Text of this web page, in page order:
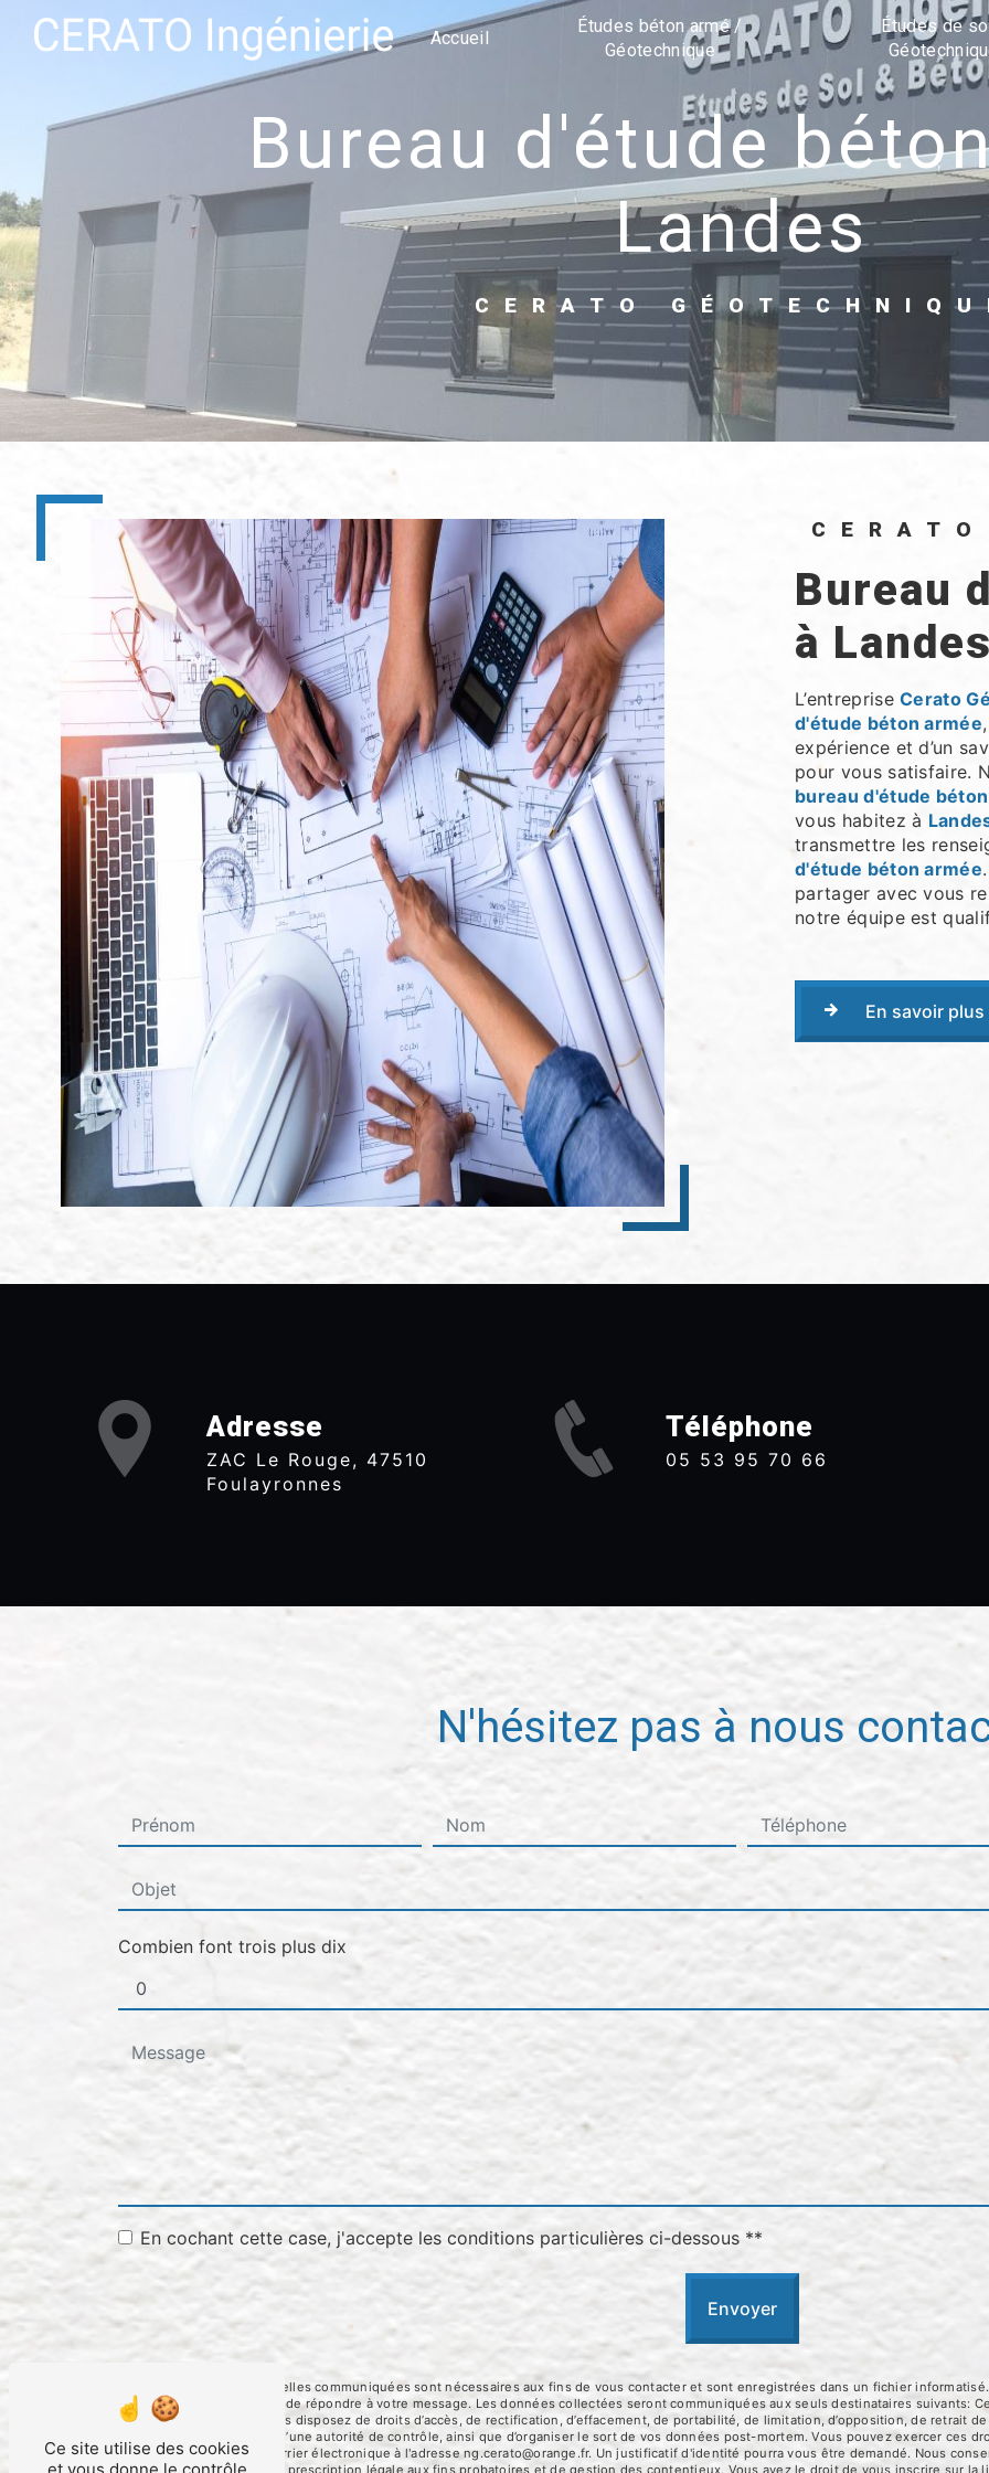
Accueil
Études béton armé /
Géotechnique
Études de
bureau d'étude béton armée
Landes
CERATO
bureau d'étude béton armée
à
L’entrepriseCerato
d'étude béton armée
expérience et d’un
pour vous satisfaire.
bureau d'étude
vous habitez à
transmettre les
d'étude béton armée
partager avec vous
notre équipe est
En savoir plus
Adresse
ZAC Le Rouge, 47510
Foulayronnes
Téléphone
05 53 95 70 66
N'hésitez pas à nous
Combien font trois plus dix
En cochant cette case, j'accepte les conditions particulières ci-dessous **
Envoyer
** Les données personnelles communiquées sont nécessaires aux fins de vous contacter et sont enregistrées dans un fichier
traitants dans le seul but de répondre à votre message. Les données collectées seront communiquées aux seuls destinataires suivants:
ng.cerato@orange.fr. Vous disposez de droits d’accès, de rectification, d’effacement, de portabilité, de limitation, d’opposition, de retrait
une réclamation auprès d’une autorité de contrôle, ainsi que d’organiser le sort de vos données post-mortem. Vous pouvez exercer ces
Foulayronnes ou par courrier électronique à l'adresse ng.cerato@orange.fr. Un justificatif d'identité pourra vous être demandé. Nous
puis pendant la durée de prescription légale aux fins probatoires et de gestion des contentieux. Vous avez le droit de vous inscrire sur
Panneau de gestion des cookies
Ce site utilise des cookies